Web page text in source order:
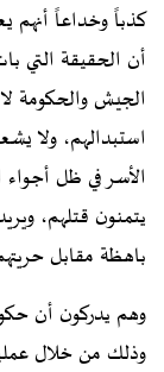
كذباً وخداعاً أنهم
أن الحقيقة التي
الجيش والحكومة
استبدالهم، ولا
الأسر في ظل
يتمنون قتلهم،
باهظة مقابل
وهم يدركون أن
وذلك من خلال